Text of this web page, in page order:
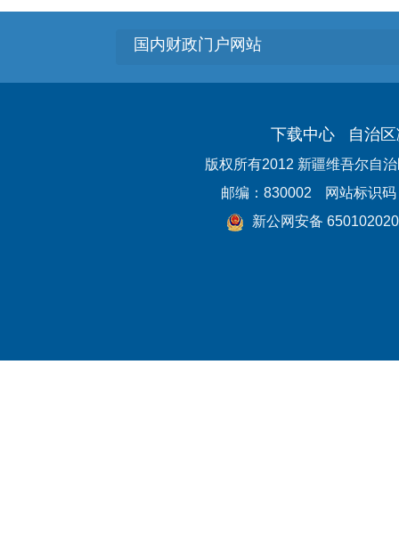
国内财政门户网站
下载中心 自治
版权所有2012 新疆维吾尔自
邮编：830002
网站标识
新公网安备